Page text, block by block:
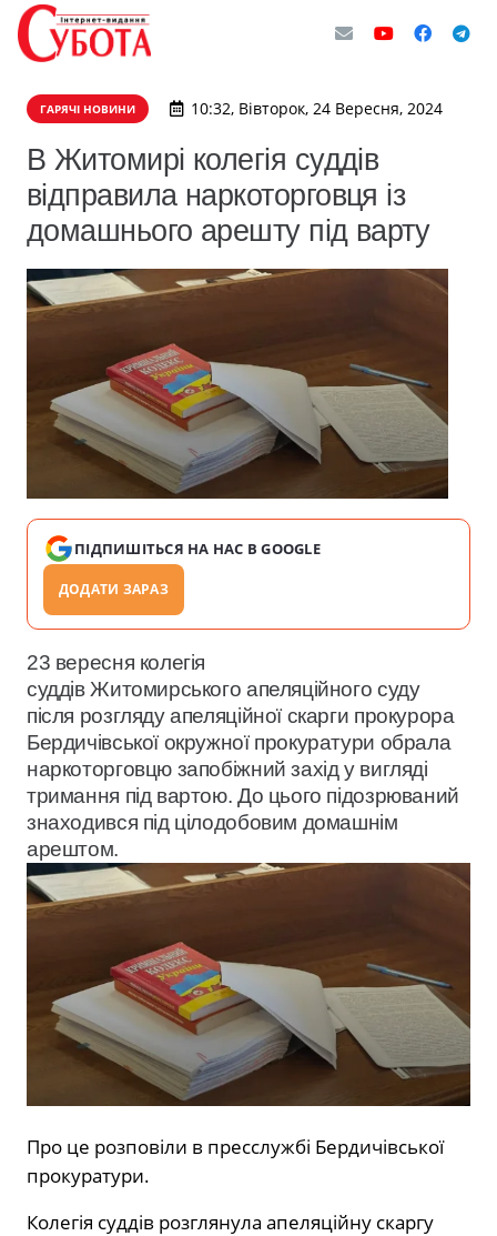
ГАРЯЧІ НОВИНИ 10:32, Вівторок, 24 Вересня, 2024
В Житомирі колегія суддів
відправила наркоторговця із
домашнього арешту під варту
ПІДПИШІТЬСЯ НА НАС В GOOGLE
ДОДАТИ ЗАРАЗ
23 вересня колегія
суддів Житомирського апеляційного суду
після розгляду апеляційної скарги прокурора
Бердичівської окружної прокуратури обрала
наркоторговцю запобіжний захід у вигляді
тримання під вартою. До цього підозрюваний
знаходився під цілодобовим домашнім
арештом.
Про це розповіли в пресслужбі Бердичівської
прокуратури.
Колегія суддів розглянула апеляційну скаргу